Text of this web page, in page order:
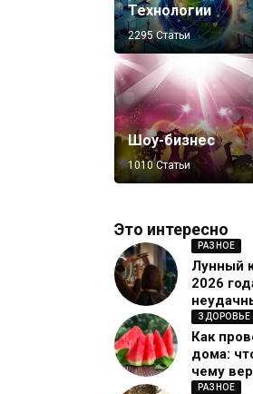
Технологии
2295 Статьи
Шоу-бизнес
1010 Статьи
Это интересно
РАЗНОЕ
Лунный
2026
ЗДОРОВЬЕ
Как
дома:
чему
РАЗНОЕ